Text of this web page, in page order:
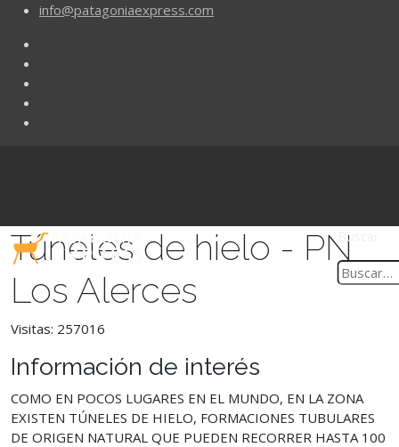
info@patagoniaexpress.com
Buscar
Túneles de hielo - PN
Los Alerces
Visitas: 257016
Información de interés
COMO EN POCOS LUGARES EN EL MUNDO, EN LA ZONA
EXISTEN TÚNELES DE HIELO, FORMACIONES TUBULARES
DE ORIGEN NATURAL QUE PUEDEN RECORRER HASTA 100